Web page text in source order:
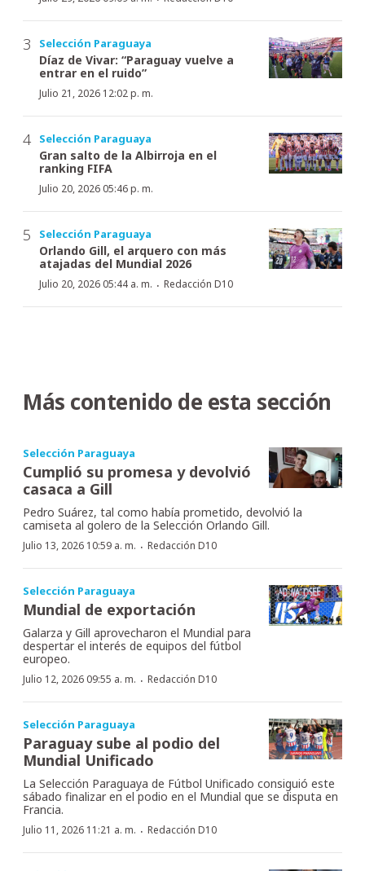
Selección Paraguaya
Díaz de Vivar: “Paraguay vuelve a
entrar en el ruido”
Julio 21, 2026 12:02 p. m.
Selección Paraguaya
Gran salto de la Albirroja en el
ranking FIFA
Julio 20, 2026 05:46 p. m.
Selección Paraguaya
Orlando Gill, el arquero con más
atajadas del Mundial 2026
Julio 20, 2026 05:44 a. m. · Redacción D10
Más contenido de esta sección
Selección Paraguaya
Cumplió su promesa y devolvió
casaca a Gill
Pedro Suárez, tal como había prometido, devolvió la
camiseta al golero de la Selección Orlando Gill.
Julio 13, 2026 10:59 a. m. · Redacción D10
Selección Paraguaya
Mundial de exportación
Galarza y Gill aprovecharon el Mundial para
despertar el interés de equipos del fútbol
europeo.
Julio 12, 2026 09:55 a. m. · Redacción D10
Selección Paraguaya
Paraguay sube al podio del
Mundial Unificado
La Selección Paraguaya de Fútbol Unificado consiguió este
sábado finalizar en el podio en el Mundial que se disputa en
Francia.
Julio 11, 2026 11:21 a. m. · Redacción D10